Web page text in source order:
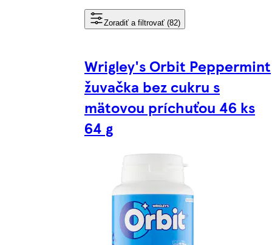
Zoradiť a filtrovať (82)
Wrigley's Orbit Peppermint
žuvačka bez cukru s
mätovou príchuťou 46 ks
64 g